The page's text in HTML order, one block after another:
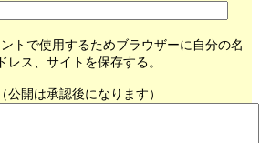
トで使用するためブラウザーに自分の名
レス、サイトを保存する。